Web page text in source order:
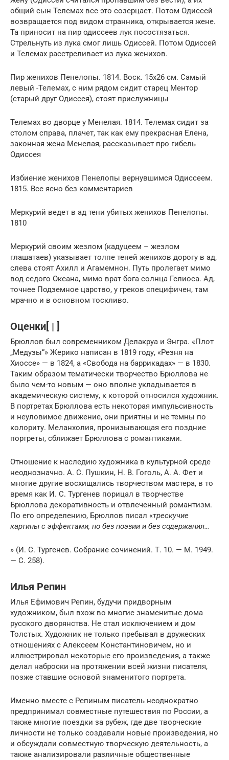
общий сын Телемах все это созерцает. Потом Одиссей
возвращается под видом странника, открывается жене.
Та приносит на пир одиссеев лук посостязаться.
Стрельнуть из лука смог лишь Одиссей. Потом Одиссей
и Телемах расстреливает из лука женихов.
Пир женихов Пенелопы. 1814. Воск. 15х26 см. Самый
левый -Телемах, с ним рядом сидит старец Ментор
(старый друг Одиссея), стоят прислужницы
Телемах во дворце у Менелая. 1814. Телемах сидит за
столом справа, плачет, так как ему прекрасная Елена,
законная жена Менелая, рассказывает про гибель
Одиссея
Избиение женихов Пенелопы вернувшимся Одиссеем.
1815. Все ясно без комментариев
Меркурий ведет в ад тени убитых женихов Пенелопы.
1810
Меркурий своим жезлом (кадуцеем – жезлом
глашатаев) указывает толпе теней женихов дорогу в ад,
слева стоят Ахилл и Агамемнон. Путь пролегает мимо
вод седого Океана, мимо врат бога солнца Гелиоса. Ад,
точнее Подземное царство, у греков специфичен, там
мрачно и в основном тоскливо.
Оценки[ | ]
Брюллов был современником Делакруа и Энгра. «Плот
„Медузы“» Жерико написан в 1819 году, «Резня на
Хиоссе» — в 1824, а «Свобода на баррикадах» — в 1830.
Таким образом тематически творчество Брюллова не
было чем-то новым — оно вполне укладывается в
академическую систему, к которой относился художник.
В портретах Брюллова есть некоторая импульсивность
и неуловимое движение, они приятны и не темны по
колориту. Меланхолия, пронизывающая его поздние
портреты, сближает Брюллова с романтиками.
Отношение к наследию художника в культурной среде
неоднозначно. А. С. Пушкин, Н. В. Гоголь, А. А. Фет и
многие другие восхищались творчеством мастера, в то
время как И. С. Тургенев порицал в творчестве
Брюллова декоративность и отвлеченный романтизм.
По его определению, Брюллов писал «трескучие
картины с эффектами, но без поэзии и без содержания…
» (И. С. Тургенев. Собрание сочинений. Т. 10. — М. 1949.
— С. 258).
Илья Репин
Илья Ефимович Репин, будучи придворным
художником, был вхож во многие знаменитые дома
русского дворянства. Не стал исключением и дом
Толстых. Художник не только пребывал в дружеских
отношениях с Алексеем Константиновичем, но и
иллюстрировал некоторые его произведения, а также
делал наброски на протяжении всей жизни писателя,
позже ставшие основой знаменитого портрета.
Именно вместе с Репиным писатель неоднократно
предпринимал совместные путешествия по России, а
также многие поездки за рубеж, где две творческие
личности не только создавали новые произведения, но
и обсуждали совместную творческую деятельность, а
также анализировали различные общественные